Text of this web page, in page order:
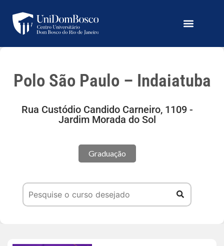
Polo São Paulo – Indaiatuba
Rua Custódio Candido Carneiro, 1109 -
Jardim Morada do Sol
Graduação